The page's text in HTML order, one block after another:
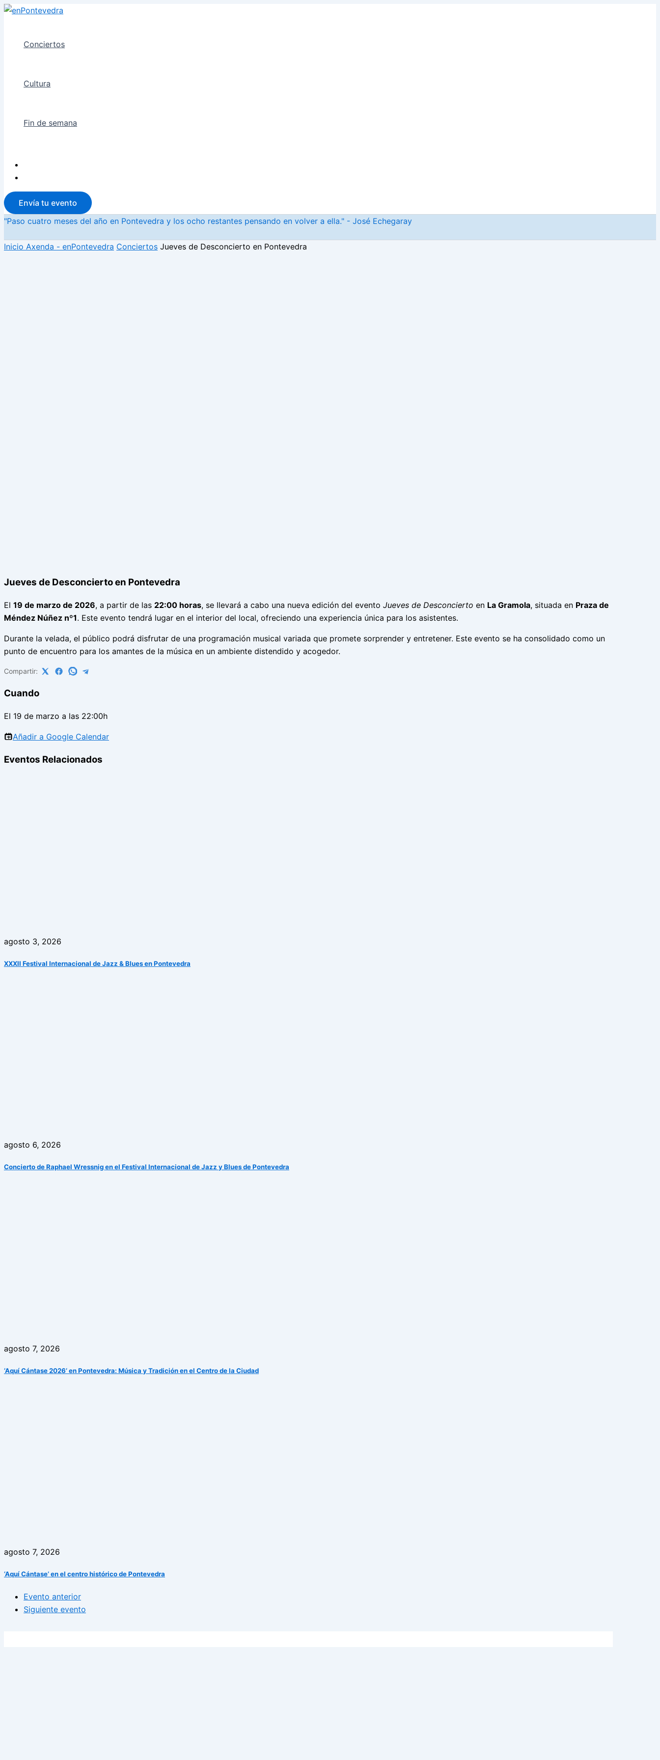
Ir
Conciertos
Cultura
Fin de semana
Envía tu evento
"Paso cuatro meses del año en Pontevedra y los ocho restantes pensando en volver a ella." - José Echegaray
Inicio Axenda - enPontevedra Conciertos Jueves de Desconcierto en Pontevedra
Jueves de Desconcierto en Pontevedra
El 19 de marzo de 2026, a partir de las 22:00 horas, se llevará a cabo una nueva edición del evento Jueves de Desconcierto en La Gramola, situada en Praza de
Méndez Núñez nº1. Este evento tendrá lugar en el interior del local, ofreciendo una experiencia única para los asistentes.
Durante la velada, el público podrá disfrutar de una programación musical variada que promete sorprender y entretener. Este evento se ha consolidado como un
punto de encuentro para los amantes de la música en un ambiente distendido y acogedor.
Compartir:
Cuando
El 19 de marzo a las 22:00h
Añadir a Google Calendar
Eventos Relacionados
agosto 3, 2026
XXXII Festival Internacional de Jazz & Blues en Pontevedra
agosto 6, 2026
Concierto de Raphael Wressnig en el Festival Internacional de Jazz y Blues de Pontevedra
agosto 7, 2026
‘Aquí Cántase 2026’ en Pontevedra: Música y Tradición en el Centro de la Ciudad
agosto 7, 2026
‘Aquí Cántase’ en el centro histórico de Pontevedra
Evento anterior
Siguiente evento